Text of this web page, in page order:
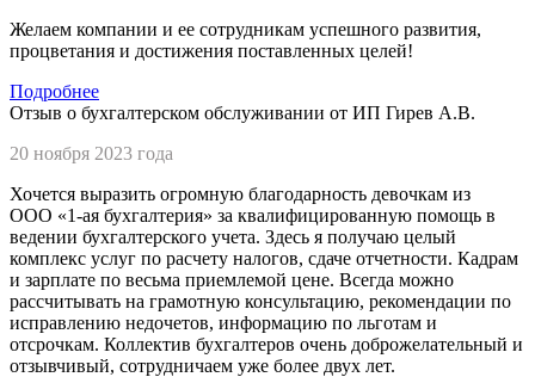
Желаем компании и ее сотрудникам успешного развития,
процветания и достижения поставленных целей!
Подробнее
Отзыв о бухгалтерском обслуживании от ИП Гирев А.В.
20 ноября 2023 года
Хочется выразить огромную благодарность девочкам из
ООО «1-ая бухгалтерия» за квалифицированную помощь в
ведении бухгалтерского учета. Здесь я получаю целый
комплекс услуг по расчету налогов, сдаче отчетности. Кадрам
и зарплате по весьма приемлемой цене. Всегда можно
рассчитывать на грамотную консультацию, рекомендации по
исправлению недочетов, информацию по льготам и
отсрочкам. Коллектив бухгалтеров очень доброжелательный и
отзывчивый, сотрудничаем уже более двух лет.